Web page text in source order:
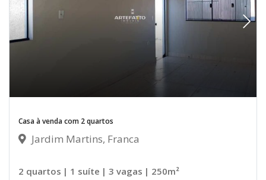
Casa à venda com 2 quartos
Jardim Martins, Franca
2 quartos | 1 suíte | 3 vagas | 250m²